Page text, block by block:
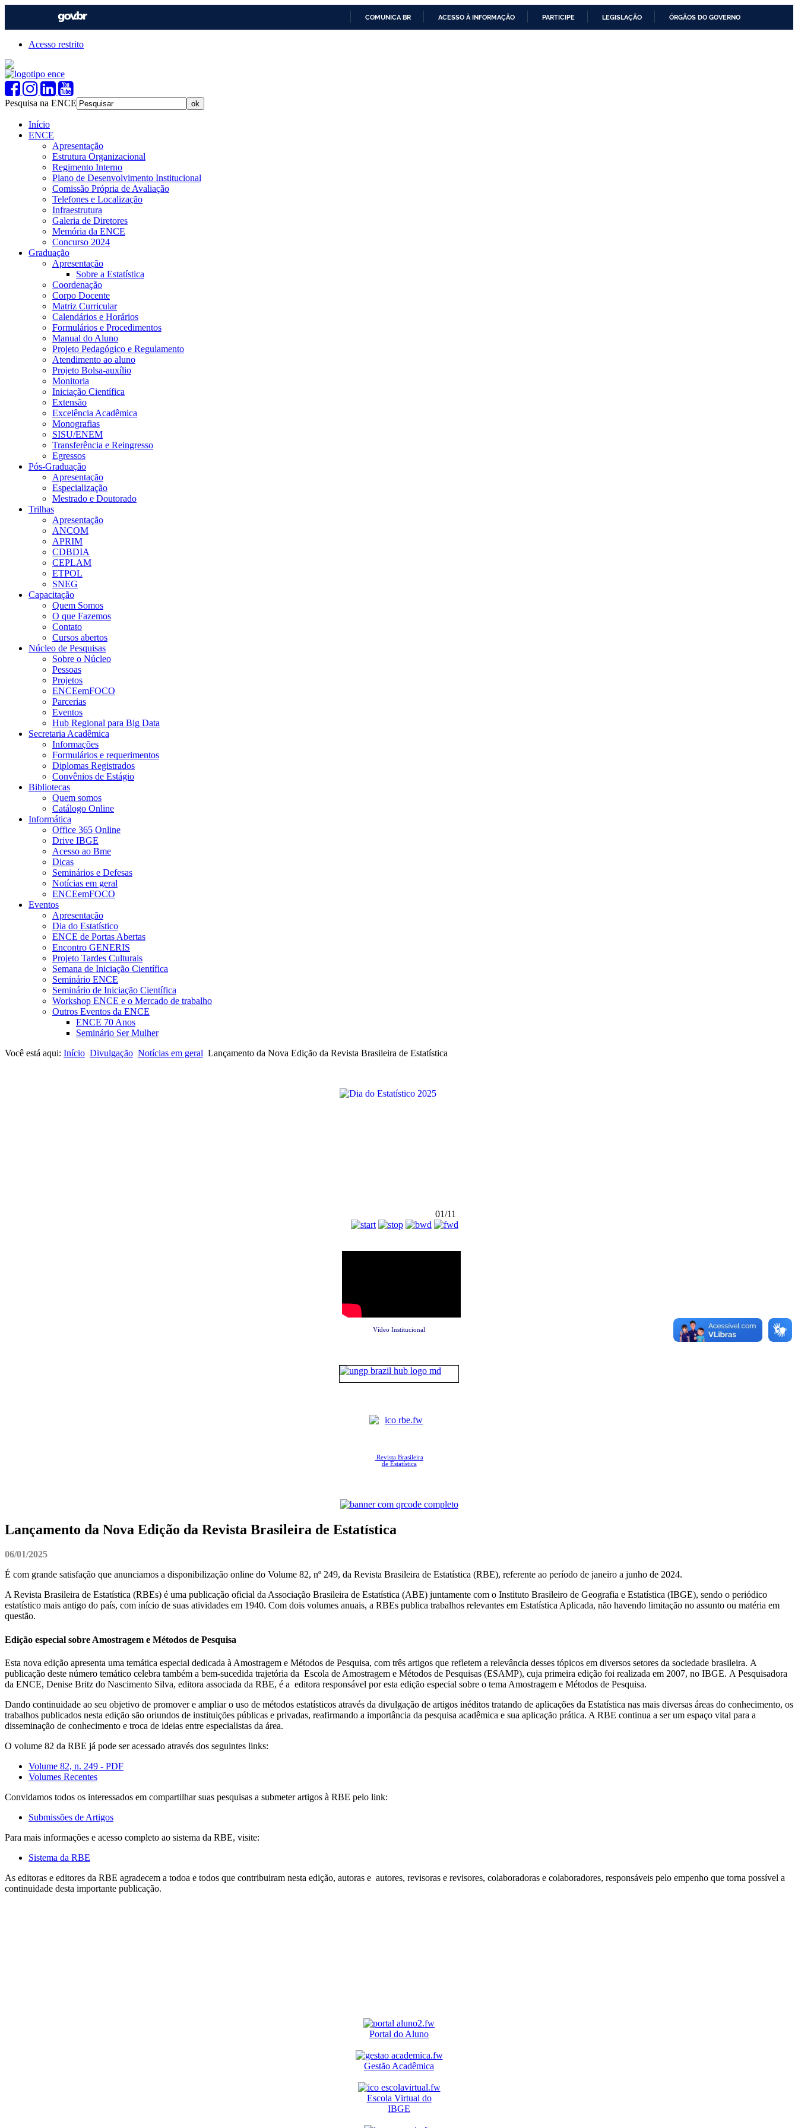
COMUNICA BR ACESSO À INFORMAÇÃO PARTICIPE LEGISLAÇÃO ÓRGÃOS DO GOVERNO
Acesso restrito
Pesquisa na ENCE
Início
ENCE
Apresentação
Estrutura Organizacional
Regimento Interno
Plano de Desenvolvimento Institucional
Comissão Própria de Avaliação
Telefones e Localização
Infraestrutura
Galeria de Diretores
Memória da ENCE
Concurso 2024
Graduação
Apresentação
Sobre a Estatística
Coordenação
Corpo Docente
Matriz Curricular
Calendários e Horários
Formulários e Procedimentos
Manual do Aluno
Projeto Pedagógico e Regulamento
Atendimento ao aluno
Projeto Bolsa-auxílio
Monitoria
Iniciação Científica
Extensão
Excelência Acadêmica
Monografias
SISU/ENEM
Transferência e Reingresso
Egressos
Pós-Graduação
Apresentação
Especialização
Mestrado e Doutorado
Trilhas
Apresentação
ANCOM
APRIM
CDBDIA
CEPLAM
ETPOL
SNEG
Capacitação
Quem Somos
O que Fazemos
Contato
Cursos abertos
Núcleo de Pesquisas
Sobre o Núcleo
Pessoas
Projetos
ENCEemFOCO
Parcerias
Eventos
Hub Regional para Big Data
Secretaria Acadêmica
Informações
Formulários e requerimentos
Diplomas Registrados
Convênios de Estágio
Bibliotecas
Quem somos
Catálogo Online
Informática
Office 365 Online
Drive IBGE
Acesso ao Bme
Dicas
Seminários e Defesas
Notícias em geral
ENCEemFOCO
Eventos
Apresentação
Dia do Estatístico
ENCE de Portas Abertas
Encontro GENERIS
Projeto Tardes Culturais
Semana de Iniciação Científica
Seminário ENCE
Seminário de Iniciação Científica
Workshop ENCE e o Mercado de trabalho
Outros Eventos da ENCE
ENCE 70 Anos
Seminário Ser Mulher
Você está aqui: Início Divulgação Notícias em geral Lançamento da Nova Edição da Revista Brasileira de Estatística
01/11
Vídeo Institucional
Revista Brasileira
de Estatística
Lançamento da Nova Edição da Revista Brasileira de Estatística
06/01/2025
É com grande satisfação que anunciamos a disponibilização online do Volume 82, nº 249, da Revista Brasileira de Estatística (RBE), referente ao período de janeiro a junho de 2024.
A Revista Brasileira de Estatística (RBEs) é uma publicação oficial da Associação Brasileira de Estatística (ABE) juntamente com o Instituto Brasileiro de Geografia e Estatística (IBGE), sendo o periódico
estatístico mais antigo do país, com início de suas atividades em 1940. Com dois volumes anuais, a RBEs publica trabalhos relevantes em Estatística Aplicada, não havendo limitação no assunto ou matéria em
questão.
Edição especial sobre Amostragem e Métodos de Pesquisa
Esta nova edição apresenta uma temática especial dedicada à Amostragem e Métodos de Pesquisa, com três artigos que refletem a relevância desses tópicos em diversos setores da sociedade brasileira. A
publicação deste número temático celebra também a bem-sucedida trajetória da Escola de Amostragem e Métodos de Pesquisas (ESAMP), cuja primeira edição foi realizada em 2007, no IBGE. A Pesquisadora
da ENCE, Denise Britz do Nascimento Silva, editora associada da RBE, é a editora responsável por esta edição especial sobre o tema Amostragem e Métodos de Pesquisa.
Dando continuidade ao seu objetivo de promover e ampliar o uso de métodos estatísticos através da divulgação de artigos inéditos tratando de aplicações da Estatística nas mais diversas áreas do conhecimento, os
trabalhos publicados nesta edição são oriundos de instituições públicas e privadas, reafirmando a importância da pesquisa acadêmica e sua aplicação prática. A RBE continua a ser um espaço vital para a
disseminação de conhecimento e troca de ideias entre especialistas da área.
O volume 82 da RBE já pode ser acessado através dos seguintes links:
Volume 82, n. 249 - PDF
Volumes Recentes
Convidamos todos os interessados em compartilhar suas pesquisas a submeter artigos à RBE pelo link:
Submissões de Artigos
Para mais informações e acesso completo ao sistema da RBE, visite:
Sistema da RBE
As editoras e editores da RBE agradecem a todoa e todos que contribuiram nesta edição, autoras e autores, revisoras e revisores, colaboradoras e colaboradores, responsáveis pelo empenho que torna possível a
continuidade desta importante publicação.
Portal do Aluno
Gestão Acadêmica
Escola Virtual do
IBGE